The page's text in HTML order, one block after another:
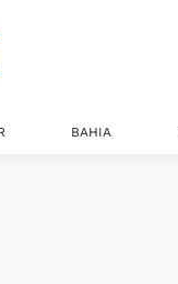
BAHIA